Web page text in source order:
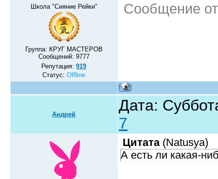
Школа "Сияние Рейки"
Группа: КРУГ МАСТЕРОВ
Сообщений: 9777
Репутация:919
Статус:Offline
Сообщение
Андрей
Дата:
7
Цитата(Natusya)
А есть ли какая-